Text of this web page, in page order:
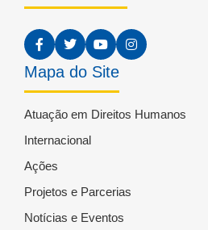
Mapa do Site
Atuação em Direitos Humanos
Internacional
Ações
Projetos e Parcerias
Notícias e Eventos